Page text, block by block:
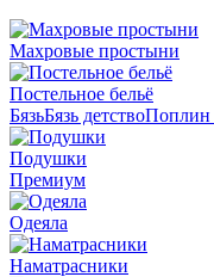
Махровые простыни
Постельное бельё
БязьБязь детствоПоплин
Подушки
Премиум
Одеяла
Наматрасники